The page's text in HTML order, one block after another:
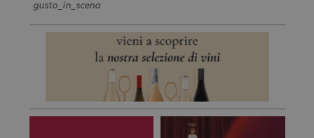
gusto_in_scena